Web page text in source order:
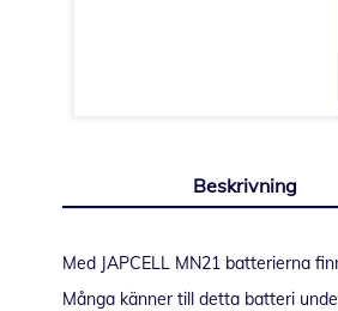
av
Beskrivning
Med JAPCELL MN21 batterierna
Många känner till detta batteri